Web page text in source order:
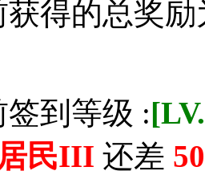
获得的总奖
到等级 :
民III 还差 50